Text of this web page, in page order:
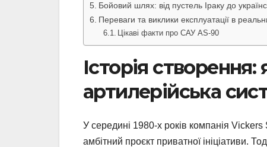
Бойовий шлях: від пустель Іраку до
Переваги та виклики експлуатації в
Цікаві факти про САУ AS-90
Історія
артилерійська
У середині 1980-х років компанія
амбітний проєкт приватної ініціативи.